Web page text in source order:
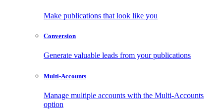
Make publications that look like you
Conversion
Generate valuable leads from your publications
Multi-Accounts
Manage multiple accounts with the Multi-Accounts
option